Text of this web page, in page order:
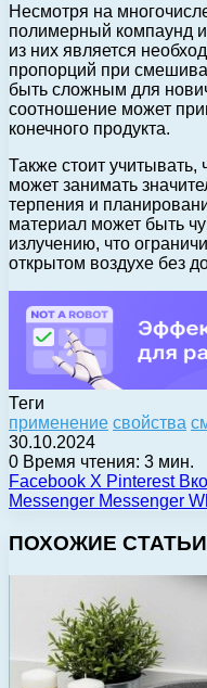
Несмотря на
полимерный компаунд
из них является
пропорций при
быть сложным для
соотношение может
конечного продукта.
Также стоит
может занимать
терпения и
материал может быть
излучению, что
открытом воздухе без
Теги
применение свойства
30.10.2024
0 Время чтения: 3 мин.
Facebook X Pinterest
Messenger Messenger
ПОХОЖИЕ СТАТЬИ